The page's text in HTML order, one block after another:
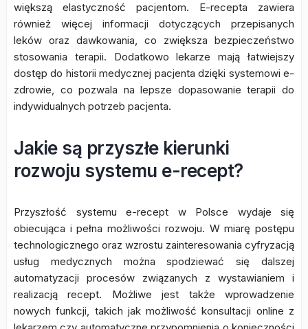
większą elastyczność pacjentom. E-recepta zawiera
również więcej informacji dotyczących przepisanych
leków oraz dawkowania, co zwiększa bezpieczeństwo
stosowania terapii. Dodatkowo lekarze mają łatwiejszy
dostęp do historii medycznej pacjenta dzięki systemowi e-
zdrowie, co pozwala na lepsze dopasowanie terapii do
indywidualnych potrzeb pacjenta.
Jakie są przyszłe kierunki
rozwoju systemu e-recept?
Przyszłość systemu e-recept w Polsce wydaje się
obiecująca i pełna możliwości rozwoju. W miarę postępu
technologicznego oraz wzrostu zainteresowania cyfryzacją
usług medycznych można spodziewać się dalszej
automatyzacji procesów związanych z wystawianiem i
realizacją recept. Możliwe jest także wprowadzenie
nowych funkcji, takich jak możliwość konsultacji online z